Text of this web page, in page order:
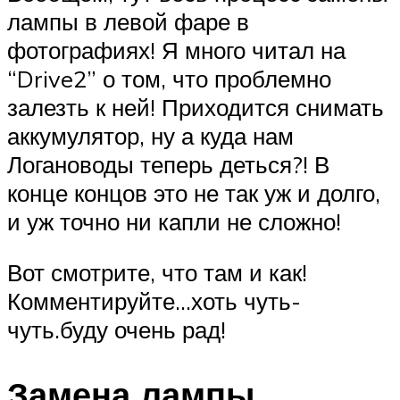
лампы в левой фаре в
фотографиях! Я много читал на
“Drive2” о том, что проблемно
залезть к ней! Приходится снимать
аккумулятор, ну а куда нам
Логановоды теперь деться?! В
конце концов это не так уж и долго,
и уж точно ни капли не сложно!
Вот смотрите, что там и как!
Комментируйте…хоть чуть-
чуть.буду очень рад!